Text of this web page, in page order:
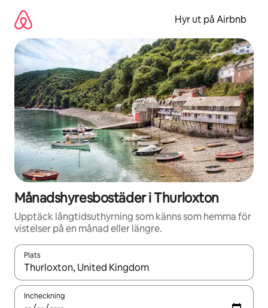
innehåll
Hyr ut på Airbnb
Månadshyresbostäder i Thurloxton
Upptäck långtidsuthyrning som känns som hemma för
vistelser på en månad eller längre.
Plats
När resultaten är tillgängliga kan du navigera med upp- och
Incheckning